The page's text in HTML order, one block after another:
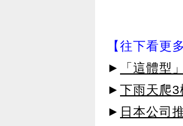
【往下看更多
►
「這體型
► 下雨天爬
► 日本公司